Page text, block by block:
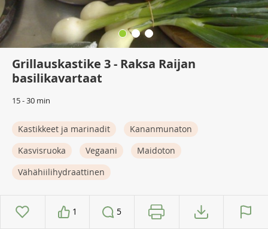
Grillauskastike 3 - Raksa Raijan
basilikavartaat
15 - 30 min
Kastikkeet ja marinadit
Kananmunaton
Kasvisruoka
Vegaani
Maidoton
Vähähiilihydraattinen
1 5